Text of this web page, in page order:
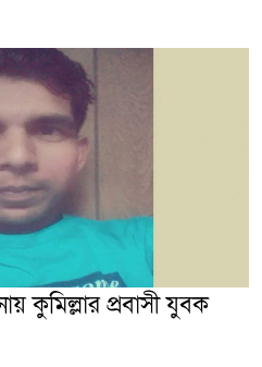
কুমিল্লার প্রবাসী যুবক